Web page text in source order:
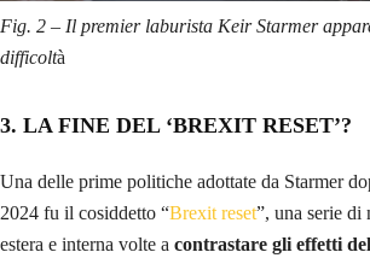
Fig. 2 – Il premier laburista Keir Starmer
difficoltà
3. LA FINE DEL ‘BREXIT RESET’?
Una delle prime politiche adottate da Starmer
2024 fu il cosiddetto “Brexit reset”, una serie di
estera e interna volte a contrastare gli effetti